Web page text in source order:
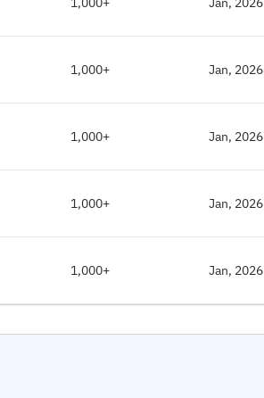
1,000+ Jan, 2026
1,000+ Jan, 2026
1,000+ Jan, 2026
1,000+ Jan, 2026